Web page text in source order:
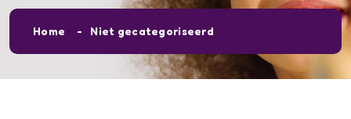
Home Niet gecategoriseerd